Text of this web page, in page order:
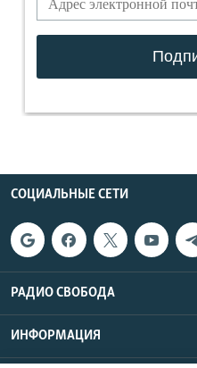
СОЦИАЛЬНЫЕ СЕТИ
РАДИО СВОБОДА
ИНФОРМАЦИЯ